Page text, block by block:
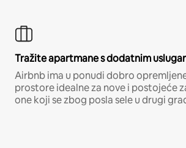
Tražite apartmane s dodatnim
Airbnb ima u ponudi dobro
prostore idealne za nove i postojeće
one koji se zbog posla sele u drugi